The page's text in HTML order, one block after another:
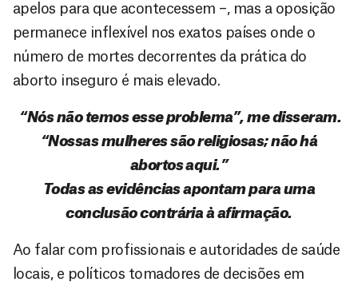
apelos para que acontecessem –, mas a oposição
permanece inflexível nos exatos países onde o
número de mortes decorrentes da prática do
aborto inseguro é mais elevado.
“Nós não temos esse problema”, me disseram.
“Nossas mulheres são religiosas; não há
abortos aqui.”
Todas as evidências apontam para uma
conclusão contrária à afirmação.
Ao falar com profissionais e autoridades de saúde
locais, e políticos tomadores de decisões em